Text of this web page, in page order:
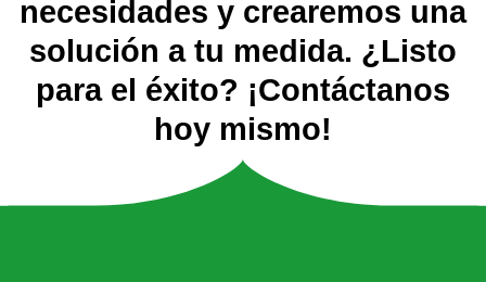
necesidades y crearemos una
solución a tu medida. ¿Listo
para el éxito? ¡Contáctanos
hoy mismo!